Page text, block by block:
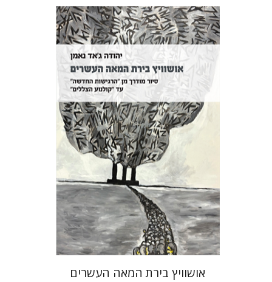
יהודה ג'אד נאמן
הנחת אתר ספר מודפס
$35
$32
אושוויץ בירת המאה העשרים